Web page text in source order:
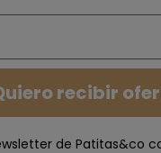
recibir
de Patitas&co